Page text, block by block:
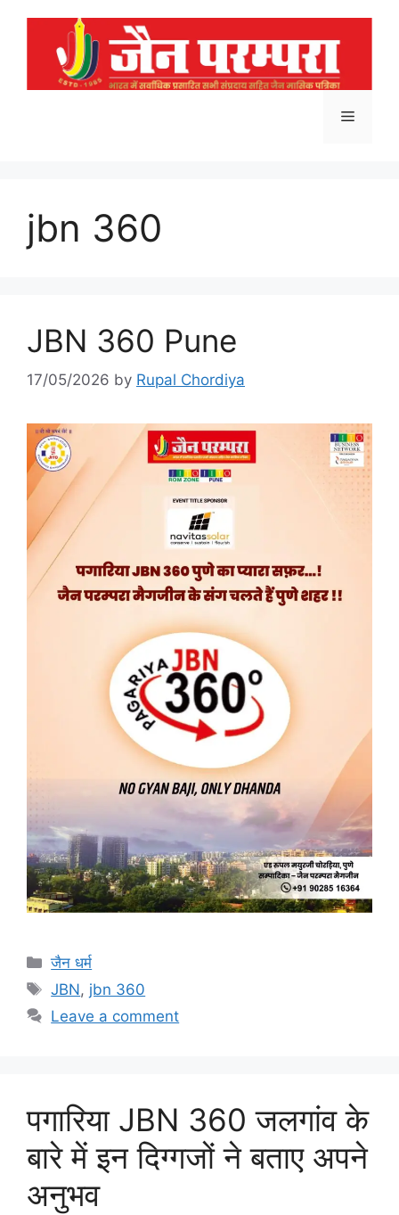
Menu
jbn 360
JBN 360 Pune
17/05/2026 by Rupal Chordiya
Categories
जैन धर्म
Tags
JBN, jbn 360
Leave a comment
पगारिया JBN 360 जलगांव के
बारे में इन दिग्गजों ने बताए अपने
अनुभव